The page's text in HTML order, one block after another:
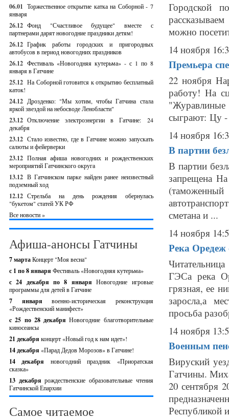
06.01 Торжественное открытие катка на Соборной - 7
января
26.12 Фонд "Счастливое будущее" вместе с
партнерами дарят новогодние праздники детям!
26.12 График работы городских и пригородных
автобусов в период новогодних праздников
26.12 Фестиваль «Новогодняя кутерьма» - с 1 по 8
января в Гатчине
25.12 На Соборной готовится к открытию бесплатный
каток!
24.12 Дрозденко: "Мы хотим, чтобы Гатчина стала
яркой звездой на небосводе Ленобласти"
23.12 Отключение электроэнергии в Гатчине: 24
декабря
23.12 Стало известно, где в Гатчине можно запускать
салюты и фейерверки
23.12 Полная афиша новогодних и рождественских
мероприятий Гатчинского округа
13.12 В Гатчинском парке найден ранее неизвестный
подземный ход
12.12 Стрельба на день рождения обернулась
"букетом" статей УК РФ
Все новости »
Афиша-анонсы Гатчины
7 мартаКонцерт "Моя весна"
с 1 по 8 января Фестиваль «Новогодняя кутерьма»
с 24 декабря по 8 январяНовогодние игровые
программы для детей в Гатчине
7 январявоенно-историческая реконструкция
«Рождественский манифест»
c 25 по 28 декабряНовогодние благотворительные
киносеансы
21 декабря концерт «Новый год к нам идет»!
14 декабря «Парад Дедов Морозов» в Гатчине!
14 декабря новогодний праздник «Приоратская
сказка»
13 декабрярождественские образовательные чтения
Гатчинской Епархии
Самое читаемое
Городской
можно
14 ноября
Премьера
22 ноября
работу! На
сыграют: Цу
14 ноября
В партии
В партии
запрещена
сметана и ...
14 ноября
Река Оредеж
ГЭСа река
грязная, ее
заросла,а
просьба
14 ноября
Военным
Вируский
Гатчины.
20 сентября
Республикой